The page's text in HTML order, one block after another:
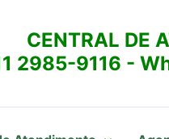
CENTRAL DE
2985-9116 -